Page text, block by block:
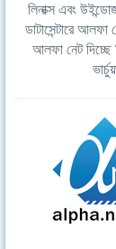
লিনাক্স এবং
ডাটাসেন্টারে আলফা
আলফা নেট দিচ্ছে